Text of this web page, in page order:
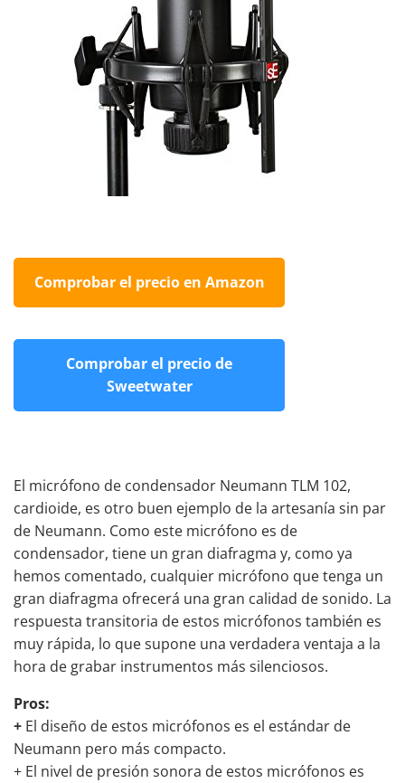
Comprobar el precio en Amazon
Comprobar el precio de
Sweetwater
El micrófono de condensador Neumann TLM 102,
cardioide, es otro buen ejemplo de la artesanía sin par
de Neumann. Como este micrófono es de
condensador, tiene un gran diafragma y, como ya
hemos comentado, cualquier micrófono que tenga un
gran diafragma ofrecerá una gran calidad de sonido. La
respuesta transitoria de estos micrófonos también es
muy rápida, lo que supone una verdadera ventaja a la
hora de grabar instrumentos más silenciosos.
Pros:
+ El diseño de estos micrófonos es el estándar de
Neumann pero más compacto.
+ El nivel de presión sonora de estos micrófonos es